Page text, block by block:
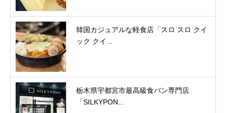
韓国カジュアルな軽食店「スロ スロ クイ
ック クイ...
栃木県宇都宮市最高級食パン専門店
「SILKYPON...